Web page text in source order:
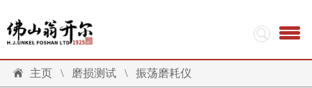
主页 \ 磨损测试 \ 振荡磨耗仪